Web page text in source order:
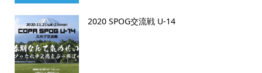
2020 SPOG交流戦 U-14